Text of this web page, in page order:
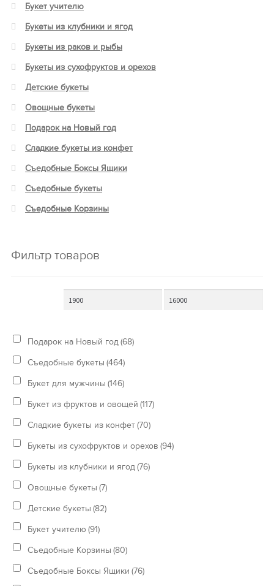
Букет учителю
Букеты из клубники и ягод
Букеты из раков и рыбы
Букеты из сухофруктов и орехов
Детские букеты
Овощные букеты
Подарок на Новый год
Сладкие букеты из конфет
Съедобные Боксы Ящики
Съедобные букеты
Съедобные Корзины
Фильтр товаров
Подарок на Новый год(68)
Съедобные букеты (464)
Букет для мужчины (146)
Букет из фруктов и овощей (117)
Сладкие букеты из конфет(70)
Букеты из сухофруктов и орехов (94)
Букеты из клубники и ягод(76)
Овощные букеты (7)
Детские букеты (82)
Букет учителю (91)
Съедобные Корзины (80)
Съедобные Боксы Ящики (76)